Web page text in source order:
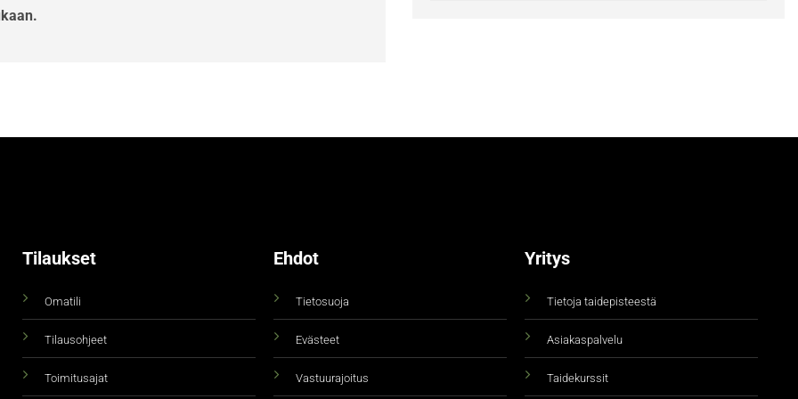
Tilaukset
Omatili
Tilausohjeet
Toimitusajat
Ehdot
Tietosuoja
Evästeet
Vastuurajoitus
Yritys
Tietoja taidepisteestä
Asiakaspalvelu
Taidekurssit